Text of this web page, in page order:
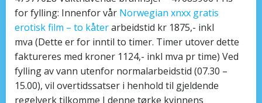
for fylling: Innenfor vår Norwegian xnxx gratis
erotisk film – to kåterarbeidstid kr 1875,- inkl
mva (Dette er for inntil to timer. Timer utover dette
faktureres med kroner 1124,- inkl mva pr time) Ved
fylling av vann utenfor normalarbeidstid (07.30 –
15.00), vil overtidssatser i henhold til gjeldende
regelverk tilkomme I denne tørke kvinnens